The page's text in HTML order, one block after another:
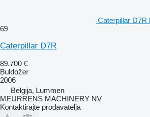
Caterpillar D7R
69
Caterpillar D7R
89.700 €
Buldožer
2006
Belgija, Lummen
MEURRENS MACHINERY NV
Kontaktirajte prodavatelja